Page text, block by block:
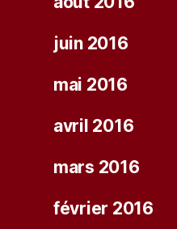
juin 2016
mai 2016
avril 2016
mars 2016
février 2016